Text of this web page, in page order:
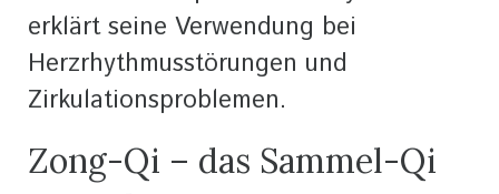
erklärt seine Verwendung bei
Herzrhythmusstörungen und
Zirkulationsproblemen.
Zong-Qi – das Sammel-Qi